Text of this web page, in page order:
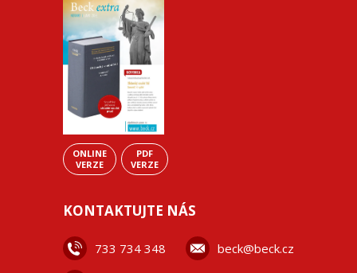
ONLINE
VERZE
PDF
VERZE
KONTAKTUJTE NÁS
733 734 348 beck@beck.cz